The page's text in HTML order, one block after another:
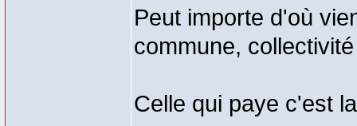
Peut importe d'où
commune,
Celle qui paye c'est